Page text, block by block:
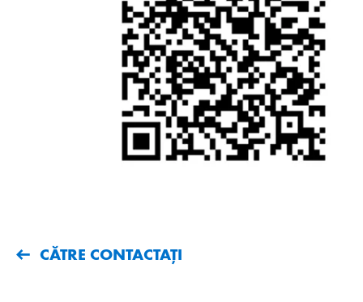
CĂTRE CONTACTAȚI